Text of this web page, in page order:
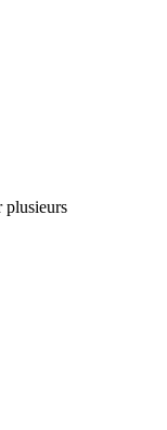
plusieurs